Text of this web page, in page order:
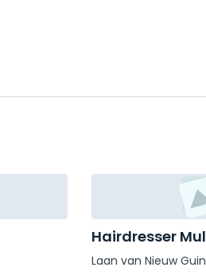
Hairdresser
Laan van Nieuw